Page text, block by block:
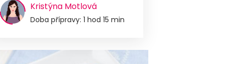
Kristýna Motlová
Doba přípravy: 1 hod 15 min